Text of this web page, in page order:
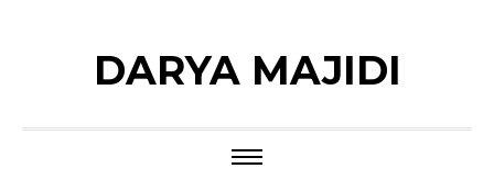
DARYA MAJIDI